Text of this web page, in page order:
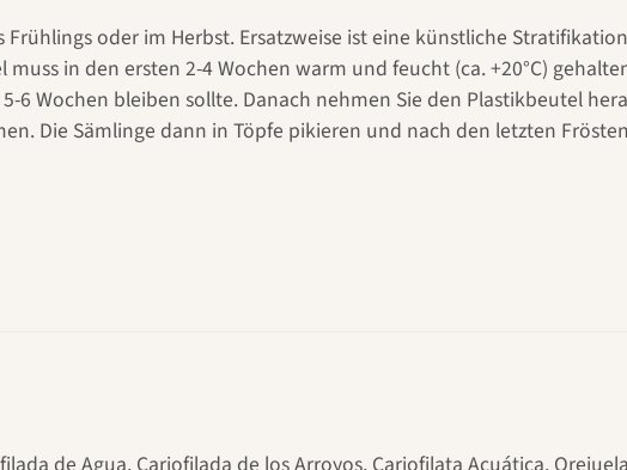
oder im Herbst. Ersatzweise ist eine künstliche
in den ersten 2-4 Wochen warm und feucht (ca. +20°C)
6 Wochen bleiben sollte. Danach nehmen Sie den Plastikbeutel
Die Sämlinge dann in Töpfe pikieren und nach den letzten